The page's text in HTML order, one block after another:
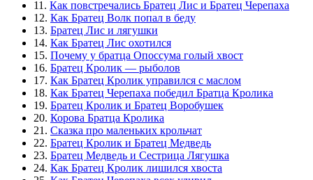
11. Как повстречались Братец Лис и Братец Черепаха
12. Как Братец Волк попал в беду
13. Братец Лис и лягушки
14. Как Братец Лис охотился
15. Почему у братца Опоссума голый хвост
16. Братец Кролик — рыболов
17. Как Братец Кролик управился с маслом
18. Как Братец Черепаха победил Братца Кролика
19. Братец Кролик и Братец Воробушек
20. Корова Братца Кролика
21. Сказка про маленьких крольчат
22. Братец Кролик и Братец Медведь
23. Братец Медведь и Сестрица Лягушка
24. Как Братец Кролик лишился хвоста